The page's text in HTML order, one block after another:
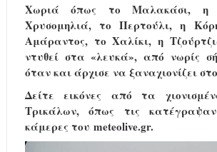
Χωριά όπως το Μαλακάσι, η
Χρυσομηλιά, το Περτούλι, η
Αμάραντος, το Χαλίκι, η
ντυθεί στα «λευκά», από νωρίς
όταν και άρχισε να ξαναχιονίζει
Δείτε εικόνες από τα
Τρικάλων, όπως τις
κάμερες του meteolive.gr.